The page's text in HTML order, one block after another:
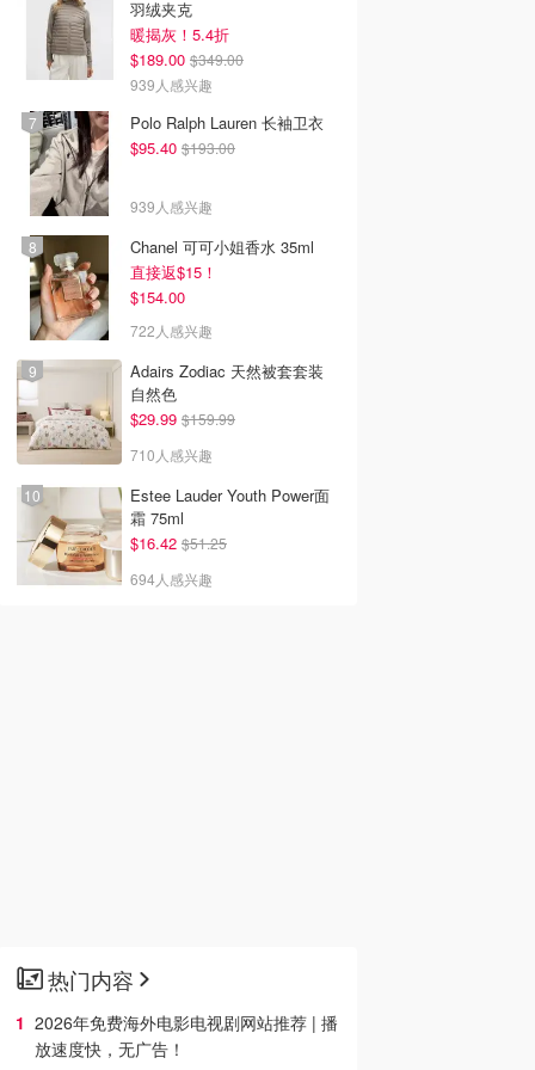
羽绒夹克
暖揭灰！5.4折
$189.00 $349.00
939人感兴趣
Polo Ralph Lauren 长袖卫衣
$95.40 $193.00
939人感兴趣
Chanel 可可小姐香水 35ml
直接返$15！
$154.00
722人感兴趣
Adairs Zodiac 天然被套套装
自然色
$29.99 $159.99
710人感兴趣
Estee Lauder Youth Power面
霜 75ml
$16.42 $51.25
694人感兴趣
热门内容
2026年免费海外电影电视剧网站推荐 | 播
放速度快，无广告！